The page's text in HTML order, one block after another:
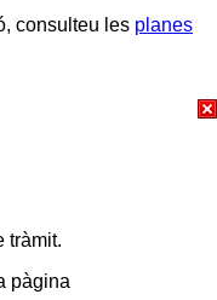
consulteu les planes
tràmit.
pàgina